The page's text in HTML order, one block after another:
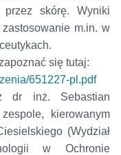
przez skórę. Wyniki
m.in. w
się tutaj:
651227-pl.pdf
dr inż. Sebastian
kierowanym
(Wydział
w Ochronie